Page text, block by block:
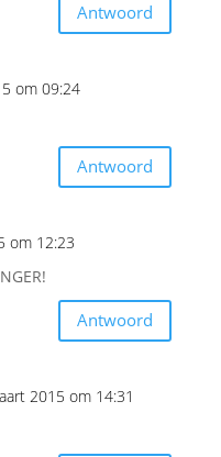
Antwoord
om 09:24
Antwoord
om 12:23
Antwoord
2015 om 14:31